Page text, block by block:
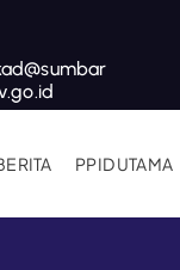
PPID UTAMA